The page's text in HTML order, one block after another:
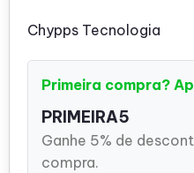
Chypps Tecnologia
Primeira compra?
PRIMEIRA5
Ganhe 5% de
compra.